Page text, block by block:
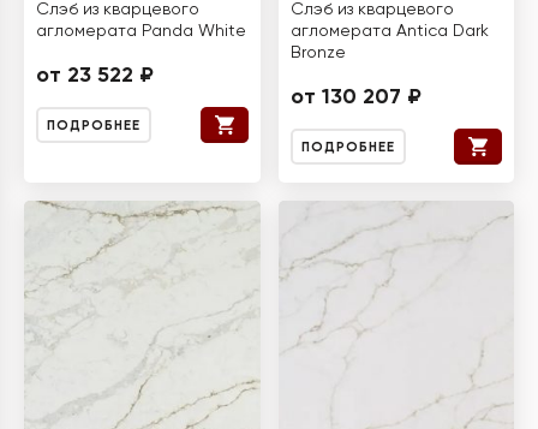
Слэб из кварцевого
агломерата Panda White
от 23 522 ₽
ПОДРОБНЕЕ
Слэб из кварцевого
агломерата Antica Dark
Bronze
от 130 207 ₽
ПОДРОБНЕЕ